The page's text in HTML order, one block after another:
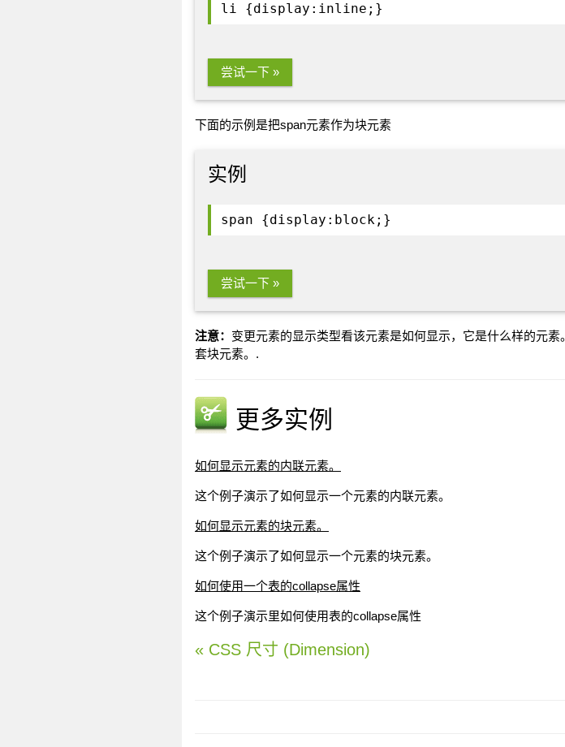
li {display:inline;}
尝试一下 »
下面的示例是把span元素作为块元素
实例
span {display:block;}
尝试一下 »
注意： 变更元素的显示类型看该元素是如何显示，它是什么样的元
套块元素。.
更多实例
如何显示元素的内联元素。
这个例子演示了如何显示一个元素的内联元素。
如何显示元素的块元素。
这个例子演示了如何显示一个元素的块元素。
如何使用一个表的collapse属性
这个例子演示里如何使用表的collapse属性
« CSS 尺寸 (Dimension)